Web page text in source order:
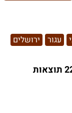
עגור
ירושלים